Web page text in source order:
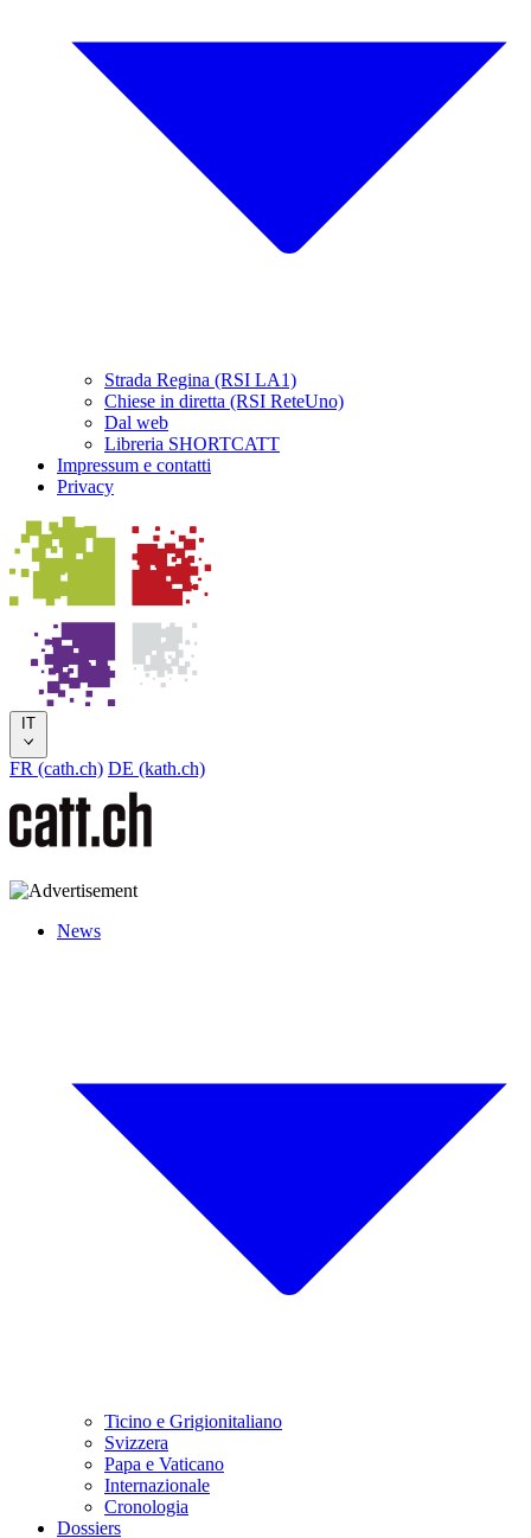
Strada Regina (RSI LA1)
Chiese in diretta (RSI ReteUno)
Dal web
Libreria SHORTCATT
Impressum e contatti
Privacy
IT
FR (cath.ch) DE (kath.ch)
News
Ticino e Grigionitaliano
Svizzera
Papa e Vaticano
Internazionale
Cronologia
Dossiers